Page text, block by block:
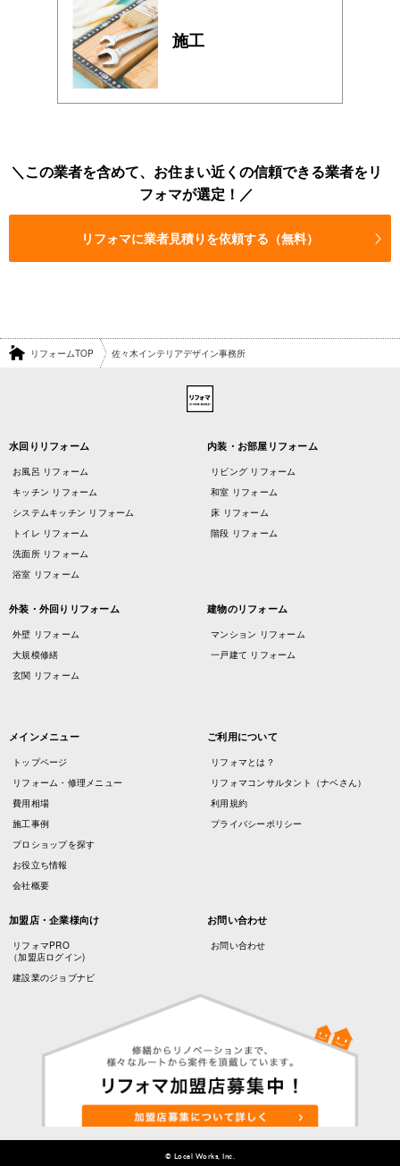
施工
この業者を含めて、お住まい近くの信頼できる業者をリ
フォマが選定！
リフォマに業者見積りを依頼する（無料）
リフォームTOP 佐々木インテリアデザイン事務所
水回りリフォーム
お風呂 リフォーム
キッチン リフォーム
システムキッチン リフォーム
トイレ リフォーム
洗面所 リフォーム
浴室 リフォーム
内装・お部屋リフォーム
リビング リフォーム
和室 リフォーム
床 リフォーム
階段 リフォーム
外装・外回りリフォーム
外壁 リフォーム
大規模修繕
玄関 リフォーム
建物のリフォーム
マンション リフォーム
一戸建て リフォーム
メインメニュー
トップページ
リフォーム・修理メニュー
費用相場
施工事例
プロショップを探す
お役立ち情報
会社概要
ご利用について
リフォマとは？
リフォマコンサルタント（ナベさん）
利用規約
プライバシーポリシー
加盟店・企業様向け
リフォマPRO
（加盟店ログイン)
建設業のジョブナビ
お問い合わせ
お問い合わせ
© Local Works, Inc.